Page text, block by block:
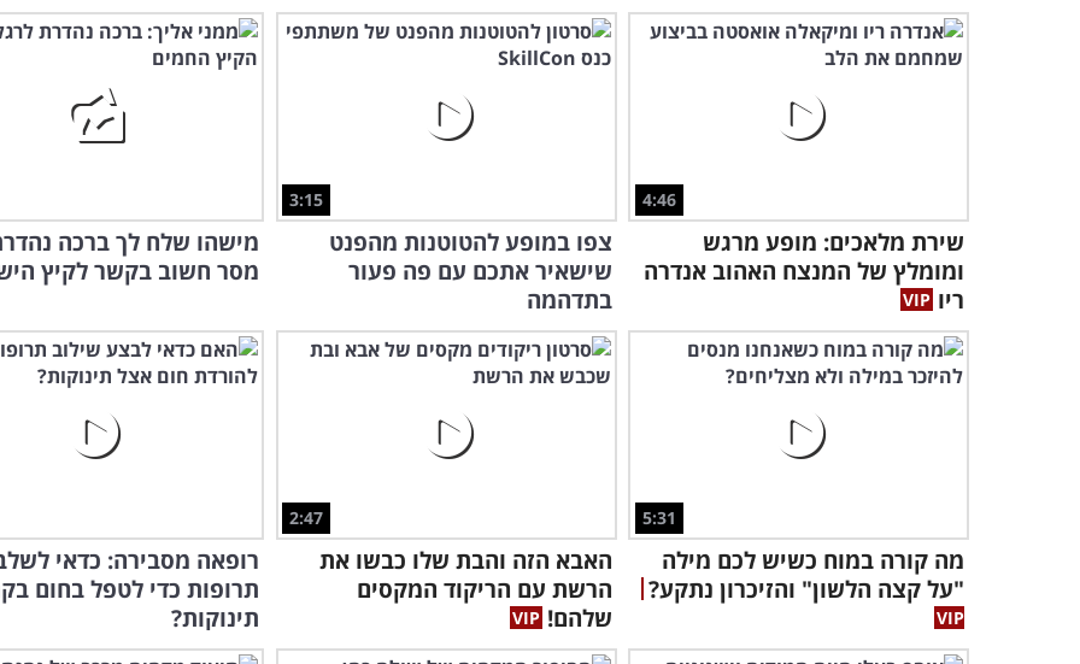
4:46
שירת מלאכים: מופע מרגש
ומומלץ של המנצח האהוב אנדרה
ריו
3:15
צפו במופע להטוטנות מהפנט
שישאיר אתכם עם פה פעור
בתדהמה
מישהו שלח לך ברכה
מסר חשוב בקשר לקיץ
5:31
מה קורה במוח כשיש לכם מילה
"על קצה הלשון" והזיכרון נתקע?
2:47
האבא הזה והבת שלו כבשו את
הרשת עם הריקוד המקסים
שלהם!
רופאה מסבירה: כדאי
תרופות כדי לטפל בחום
תינוקות?